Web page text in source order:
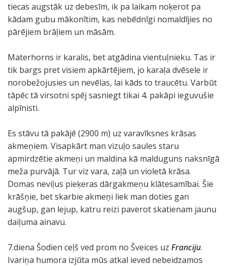
tiecas augstāk uz debesīm, ik pa laikam noķerot pa
kādam gubu mākonītim, kas nebēdnīgi nomaldījies no
pārējiem brāļiem un māsām.
Materhorns ir karalis, bet atgādina vientuļnieku. Tas ir
tik bargs pret visiem apkārtējiem, jo karaļa dvēsele ir
norobežojusies un nevēlas, lai kāds to traucētu. Varbūt
tāpēc tā virsotni spēj sasniegt tikai 4. pakāpi ieguvušie
alpīnisti.
Es stāvu tā pakājē (2900 m) uz varavīksnes krāsas
akmeņiem. Visapkārt man vizuļo saules staru
apmirdzētie akmeņi un maldina kā malduguns naksnīgā
meža purvājā. Tur viz vara, zaļā un violetā krāsa.
Domas neviļus pieķeras dārgakmeņu klātesamībai. Šie
krāšņie, bet skarbie akmeņi liek man doties gan
augšup, gan lejup, katru reizi paverot skatienam jaunu
daiļuma ainavu.
7.diena Šodien ceļš ved prom no Šveices uz Franciju.
Ivariņa humora izjūta mūs atkal ieved nebeidzamos